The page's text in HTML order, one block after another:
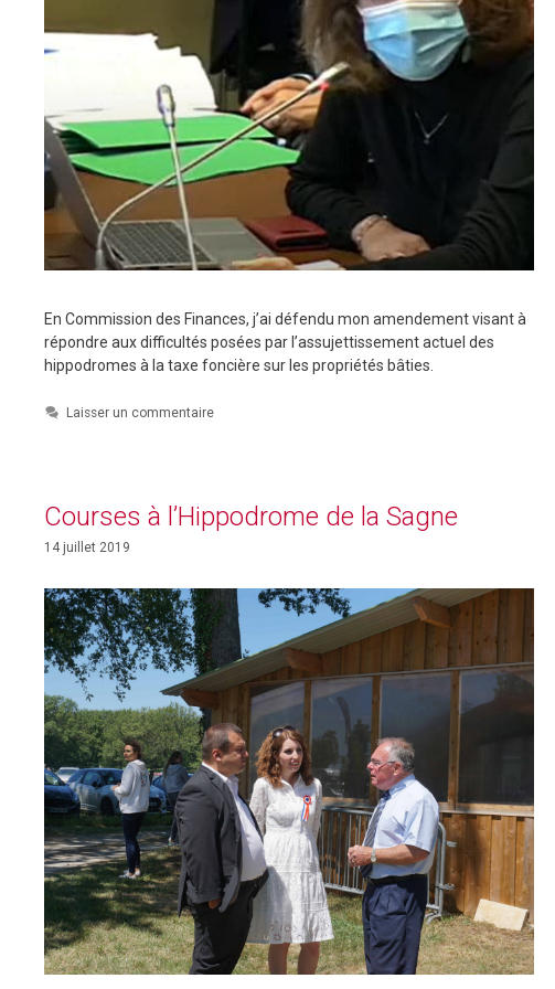
En Commission des Finances, j’ai défendu mon amendement visant à
répondre aux difficultés posées par l’assujettissement actuel des
hippodromes à la taxe foncière sur les propriétés bâties.
Laisser un commentaire
Courses à l’Hippodrome de la Sagne
14 juillet 2019